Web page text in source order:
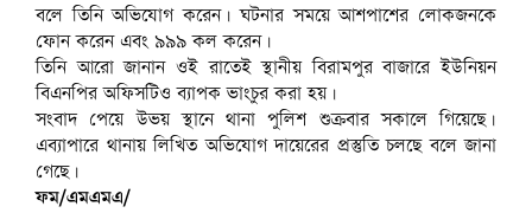
বলে তিনি অভিযোগ করেন। ঘটনার সময়ে আশপাশের লোকজনকে
ফোন করেন এবং ৯৯৯ কল করেন।
তিনি আরো জানান ওই রাতেই স্থানীয় বিরামপুর বাজারে ইউনিয়ন
বিএনপির অফিসটিও ব্যাপক ভাংচুর করা হয়।
সংবাদ পেয়ে উভয় স্থানে থানা পুলিশ শুক্রবার সকালে গিয়েছে।
এব্যাপারে থানায় লিখিত অভিযোগ দায়েরের প্রস্তুতি চলছে বলে জানা
গেছে।
ফম/এমএমএ/